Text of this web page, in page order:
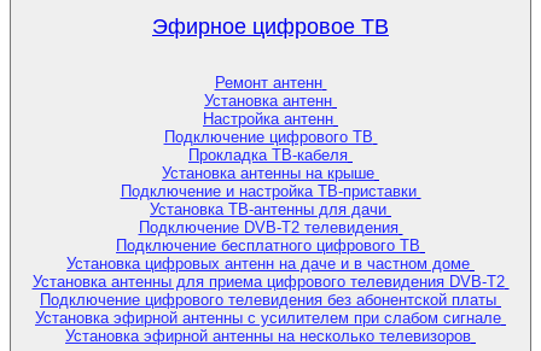
Эфирное цифровое ТВ
Ремонт антенн
Установка антенн
Настройка антенн
Подключение цифрового ТВ
Прокладка ТВ-кабеля
Установка антенны на крыше
Подключение и настройка ТВ-приставки
Установка ТВ-антенны для дачи
Подключение DVB-T2 телевидения
Подключение бесплатного цифрового ТВ
Установка цифровых антенн на даче и в частном доме
Установка антенны для приема цифрового телевидения DVB-T2
Подключение цифрового телевидения без абонентской платы
Установка эфирной антенны с усилителем при слабом сигнале
Установка эфирной антенны на несколько телевизоров